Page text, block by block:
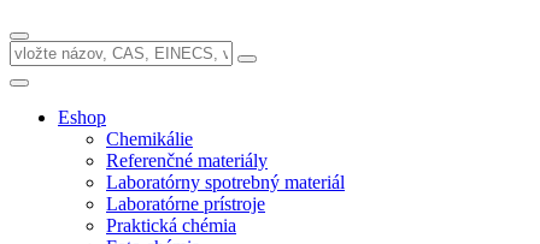
Eshop
Chemikálie
Referenčné materiály
Laboratórny spotrebný materiál
Laboratórne prístroje
Praktická chémia